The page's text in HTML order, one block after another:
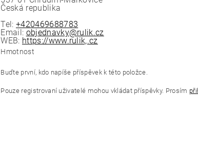
Česká republika
Tel:+420469688783
Email: objednavky@rulik.cz
WEB: https://www.rulik,.cz
Hmotnost
Buďte první, kdo napíše příspěvek k této položce.
Pouze registrovaní uživatelé mohou vkládat příspěvky. Prosím